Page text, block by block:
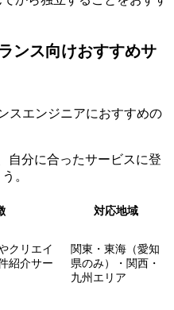
ンス向けおすすめサ
スエンジニアにおすすめの
自分に合ったサービスに登
。
対応地域
クリエイ
紹介サー
関東・東海（愛知
県のみ）・関西・
九州エリア